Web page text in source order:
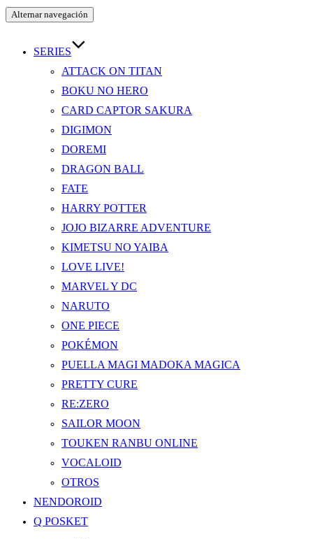
Alternar navegación
SERIES
ATTACK ON TITAN
BOKU NO HERO
CARD CAPTOR SAKURA
DIGIMON
DOREMI
DRAGON BALL
FATE
HARRY POTTER
JOJO BIZARRE ADVENTURE
KIMETSU NO YAIBA
LOVE LIVE!
MARVEL Y DC
NARUTO
ONE PIECE
POKÉMON
PUELLA MAGI MADOKA MAGICA
PRETTY CURE
RE:ZERO
SAILOR MOON
TOUKEN RANBU ONLINE
VOCALOID
OTROS
NENDOROID
Q POSKET